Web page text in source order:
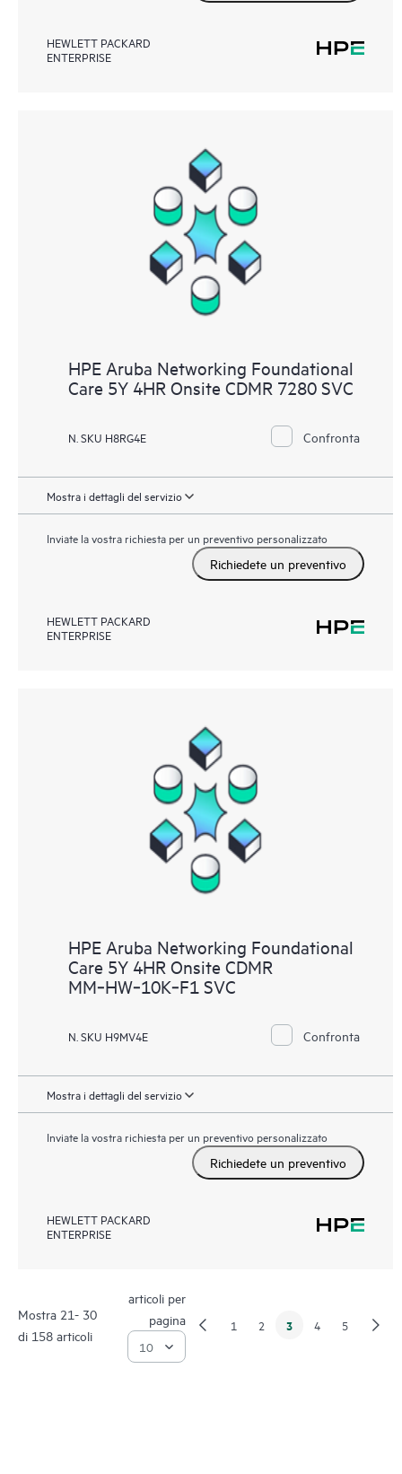
HEWLETT PACKARD
ENTERPRISE
HPE Aruba Networking Foundational
Care 5Y 4HR Onsite CDMR 7280 SVC
N. SKU H8RG4E Confronta
Mostra i dettagli del servizio
Inviate la vostra richiesta per un preventivo personalizzato
Richiedete un preventivo
HEWLETT PACKARD
ENTERPRISE
HPE Aruba Networking Foundational
Care 5Y 4HR Onsite CDMR
MM‑HW‑10K‑F1 SVC
N. SKU H9MV4E Confronta
Mostra i dettagli del servizio
Inviate la vostra richiesta per un preventivo personalizzato
Richiedete un preventivo
HEWLETT PACKARD
ENTERPRISE
Mostra 21- 30
di 158 articoli
articoli per
pagina
1 2 3 4 5